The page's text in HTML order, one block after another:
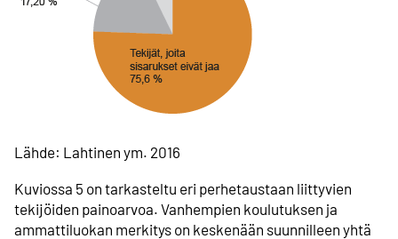
Lähde: Lahtinen ym. 2016
Kuviossa 5 on tarkasteltu eri perhetaustaan liittyvien
tekijöiden painoarvoa. Vanhempien koulutuksen ja
ammattiluokan merkitys on keskenään suunnilleen yhtä